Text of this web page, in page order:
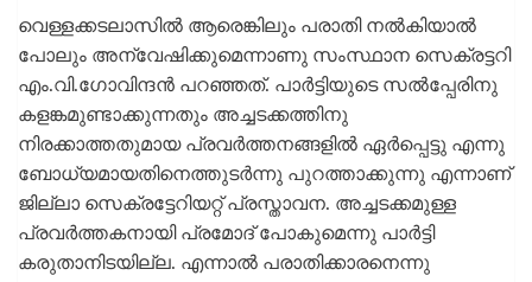
വെള്ളക്കടലാസിൽ ആരെങ്കിലും പരാതി നൽകിയാൽ
പോലും അന്വേഷിക്കുമെന്നാണു സംസ്ഥാന സെക്രട്ടറി
എം.വി.ഗോവിന്ദൻ പറഞ്ഞത്. പാർട്ടിയുടെ സൽപ്പേരിനു
കളങ്കമുണ്ടാക്കുന്നതും അച്ചടക്കത്തിനു
നിരക്കാത്തതുമായ പ്രവർത്തനങ്ങളിൽ ഏർപ്പെട്ടു എന്നു
ബോധ്യമായതിനെത്തുടർന്നു പുറത്താക്കുന്നു എന്നാണ്
ജില്ലാ സെക്രട്ടേറിയറ്റ് പ്രസ്താവന. അച്ചടക്കമുള്ള
പ്രവർത്തകനായി പ്രമോദ് പോകുമെന്നു പാർട്ടി
കരുതാനിടയില്ല. എന്നാൽ പരാതിക്കാരനെന്നു